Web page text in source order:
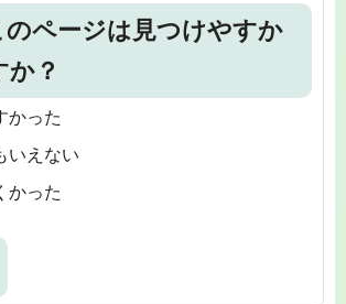
のページは見つけやすか
か？
かった
いえない
かった